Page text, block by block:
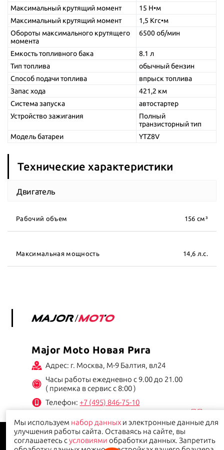
Мы используем набор данных и электронные данные для
улучшения работы сайта. Оставаясь на сайте, вы
соглашаетесь сусловиями обработки данных. Запретить
Максимальный крутящий момент
15 Н•м
Максимальный крутящий момент
1,5 Кгс•м
Обороты максимального крутящего
момента
6500 об/мин
Емкость топливного бака
8.1 л
Тип топлива
обычный бензин
Способ подачи топлива
впрыск топлива
Запас хода
421,2 км
Система запуска
автостартер
Устройство зажигания
Полный
транзисторный тип
Модель батареи
YTZ8V
Технические характеристики
Двигатель
Рабочий объем 156 см³
Максимальная мощность 14,6 л.с.
Major Moto Новая Рига
Адрес: г. Москва, М-9 Балтия, вл24
Часы работы ежедневно с 9.00 до 21.00
( приемка в сервис с 8:00 )
Телефон:+7 (495) 846-75-10
Данный сайт носит информационно-справочный характер и ни при каких условиях не
является публичной офертой.
Политика конфиденциальности